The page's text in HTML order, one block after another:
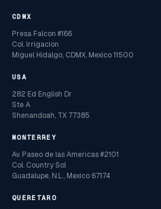
CDMX
Presa Falcon #166
Col. Irrigacion
Miguel Hidalgo, CDMX, Mexico 11500
USA
282 Ed English Dr
Ste A
Shenandoah, TX 77385
MONTERREY
Av. Paseo de las Americas #2101
Col. Country Sol
Guadalupe, N.L., Mexico 67174
QUERETARO